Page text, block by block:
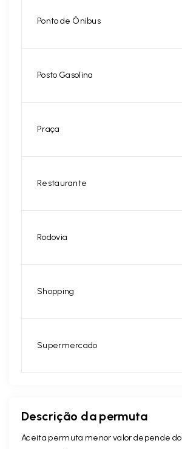
Ponto de Ônibus
Posto Gasolina
Praça
Restaurante
Rodovia
Shopping
Supermercado
Descrição da permuta
Aceita permuta menor valor depende do